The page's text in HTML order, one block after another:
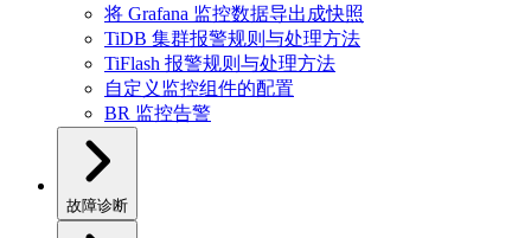
将 Grafana 监控数据导出成快照
TiDB 集群报警规则与处理方法
TiFlash 报警规则与处理方法
自定义监控组件的配置
BR 监控告警
故障诊断